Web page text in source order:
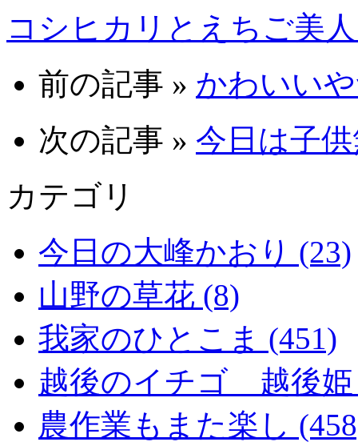
コシヒカリとえちご美
前の記事 » かわいい
次の記事 » 今日は子
カテゴリ
今日の大峰かおり (23)
山野の草花 (8)
我家のひとこま (451)
越後のイチゴ 越後姫
農作業もまた楽し